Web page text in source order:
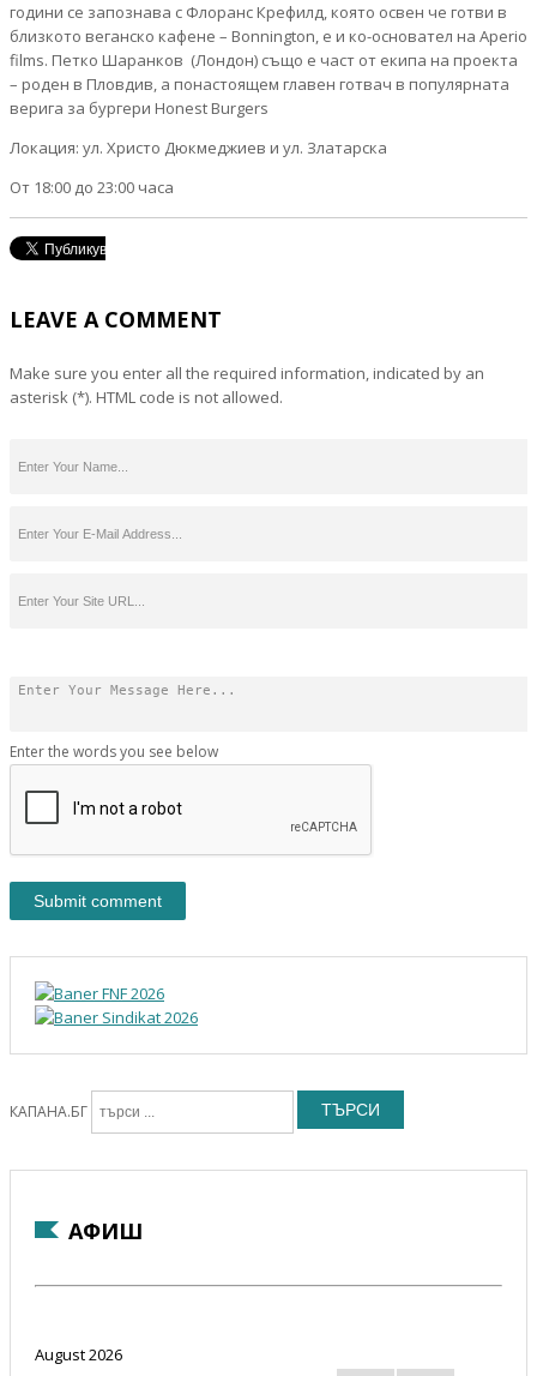
години се запознава с Флоранс Крефилд, която освен че готви в
близкото веганско кафене – Bonnington, е и ко-основател на Aperio
films. Петко Шаранков (Лондон) също е част от екипа на проекта
– роден в Пловдив, а понастоящем главен готвач в популярната
верига за бургери Honest Burgers
Локация: ул. Христо Дюкмеджиев и ул. Златарска
От 18:00 до 23:00 часа
LEAVE A COMMENT
Make sure you enter all the required information, indicated by an
asterisk (*). HTML code is not allowed.
Enter the words you see below
КАПАНА.БГ ТЪРСИ
АФИШ
August 2026